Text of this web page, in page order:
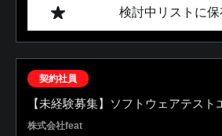
検討中リストに保
契約社員
【未経験募集】ソフトウェアテスト
株式会社feat